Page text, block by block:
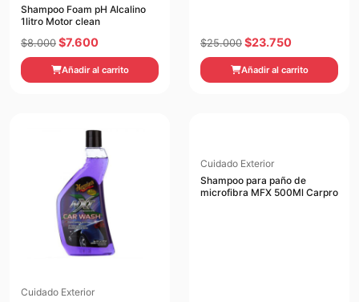
Shampoo Foam pH Alcalino
1litro Motor clean
$8.000 El
precio
original
$7.600El
precio
actual
Añadir al carrito
$25.000 El
precio
original
$23.750El
precio
actual
Añadir al carrito
Cuidado Exterior
Cuidado Exterior
Shampoo para paño de
microfibra MFX 500Ml Carpro